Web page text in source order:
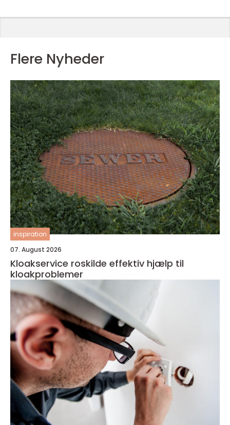
Flere Nyheder
inspiration
07. August 2026
Kloakservice roskilde effektiv hjælp til
kloakproblemer